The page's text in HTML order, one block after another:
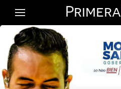
Primera